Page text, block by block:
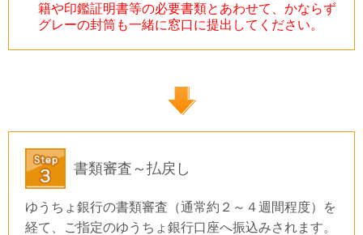
籍や印鑑証明書等の必要書類とあわせて、かならず
グレーの封筒も一緒に窓口に提出してください。
書類審査～払戻し
ゆうちょ銀行の書類審査（通常約２～４週間程度）を
経て、ご指定のゆうちょ銀行口座へ振込みされます。